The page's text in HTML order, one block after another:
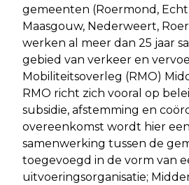
gemeenten (Roermond,
Maasgouw, Nederweert,
werken al meer dan 25 jaar
gebied van verkeer en
Mobiliteitsoverleg (RMO)
RMO richt zich vooral op
subsidie, afstemming en
overeenkomst wordt hier
samenwerking tussen de
toegevoegd in de vorm van
uitvoeringsorganisatie;